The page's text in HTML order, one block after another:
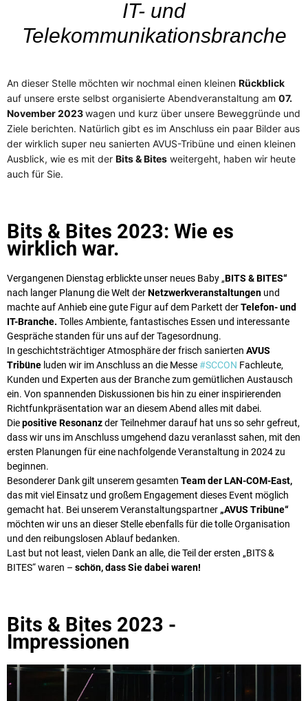
IT- und
Telekommunikationsbranche
An dieser Stelle möchten wir nochmal einen kleinen Rückblick
auf unsere erste selbst organisierte Abendveranstaltung am 07.
November 2023wagen und kurz über unsere Beweggründe und
Ziele berichten. Natürlich gibt es im Anschluss ein paar Bilder aus
der wirklich super neu sanierten AVUS-Tribüne und einen kleinen
Ausblick, wie es mit der Bits & Bites weitergeht, haben wir heute
auch für Sie.
Bits & Bites 2023: Wie es
wirklich war.
Vergangenen Dienstag erblickte unser neues Baby „BITS & BITES“
nach langer Planung die Welt derNetzwerkveranstaltungen und
machte auf Anhieb eine gute Figur auf dem Parkett derTelefon- und
IT-Branche. Tolles Ambiente, fantastisches Essen und interessante
Gespräche standen für uns auf der Tagesordnung.
In geschichtsträchtiger Atmosphäre der frisch sanierten AVUS
Tribüne luden wir im Anschluss an die Messe#SCCON Fachleute,
Kunden und Experten aus der Branche zum gemütlichen Austausch
ein. Von spannenden Diskussionen bis hin zu einer inspirierenden
Richtfunkpräsentation war an diesem Abend alles mit dabei.
Diepositive Resonanzder Teilnehmer darauf hat uns so sehr gefreut,
dass wir uns im Anschluss umgehend dazu veranlasst sahen, mit den
ersten Planungen für eine nachfolgende Veranstaltung in 2024 zu
beginnen.
Besonderer Dank gilt unserem gesamten Team der LAN-COM-East,
das mit viel Einsatz und großem Engagement dieses Event möglich
gemacht hat. Bei unserem Veranstaltungspartner „AVUS Tribüne“
möchten wir uns an dieser Stelle ebenfalls für die tolle Organisation
und den reibungslosen Ablauf bedanken.
Last but not least, vielen Dank an alle, die Teil der ersten „BITS &
BITES“ waren – schön, dass Sie dabei waren!
Bits & Bites 2023 -
Impressionen